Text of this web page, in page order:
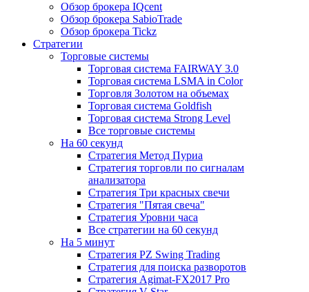
Обзор брокера IQcent
Обзор брокера SabioTrade
Обзор брокера Tickz
Стратегии
Торговые системы
Торговая система FAIRWAY 3.0
Торговая система LSMA in Color
Торговля Золотом на объемах
Торговая система Goldfish
Торговая система Strong Level
Все торговые системы
На 60 секунд
Стратегия Метод Пуриа
Стратегия торговли по сигналам
анализатора
Стратегия Три красных свечи
Стратегия "Пятая свеча"
Стратегия Уровни часа
Все стратегии на 60 секунд
На 5 минут
Стратегия PZ Swing Trading
Стратегия для поиска разворотов
Стратегия Agimat-FX2017 Pro